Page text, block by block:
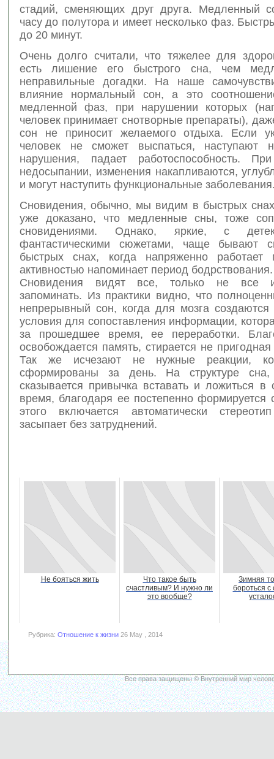
стадий, сменяющих друг друга. Медленный
часу до полутора и имеет несколько фаз.
до 20 минут.
Очень долго считали, что тяжелее для
есть лишение его быстрого сна, чем
неправильные догадки. На наше
влияние нормальный сон, а это
медленной фаз, при нарушении которых
человек принимает снотворные препараты),
сон не приносит желаемого отдыха. Если
человек не сможет выспаться, наступают
нарушения, падает работоспособность.
недосыпании, изменения накапливаются,
и могут наступить функциональные
Сновидения, обычно, мы видим в быстрых
уже доказано, что медленные сны, тоже
сновидениями. Однако, яркие, с
фантастическими сюжетами, чаще бывают
быстрых снах, когда напряженно
активностью напоминает период бодрствования.
Сновидения видят все, только не все
запоминать. Из практики видно, что
непрерывный сон, когда для мозга создаются
условия для сопоставления информации,
за прошедшее время, ее переработки.
освобождается память, стирается не
Так же исчезают не нужные реакции,
сформированы за день. На структуре сна,
сказывается привычка вставать и ложиться
время, благодаря ее постепенно формируется
этого включается автоматически
засыпает без затруднений.
Не бояться жить
Что такое быть
счастливым? И нужно ли
это вообще?
Зимняя
бороться с
Рубрика: Отношение к жизни 26 May , 2014
Все права защищены © Внутренний мир